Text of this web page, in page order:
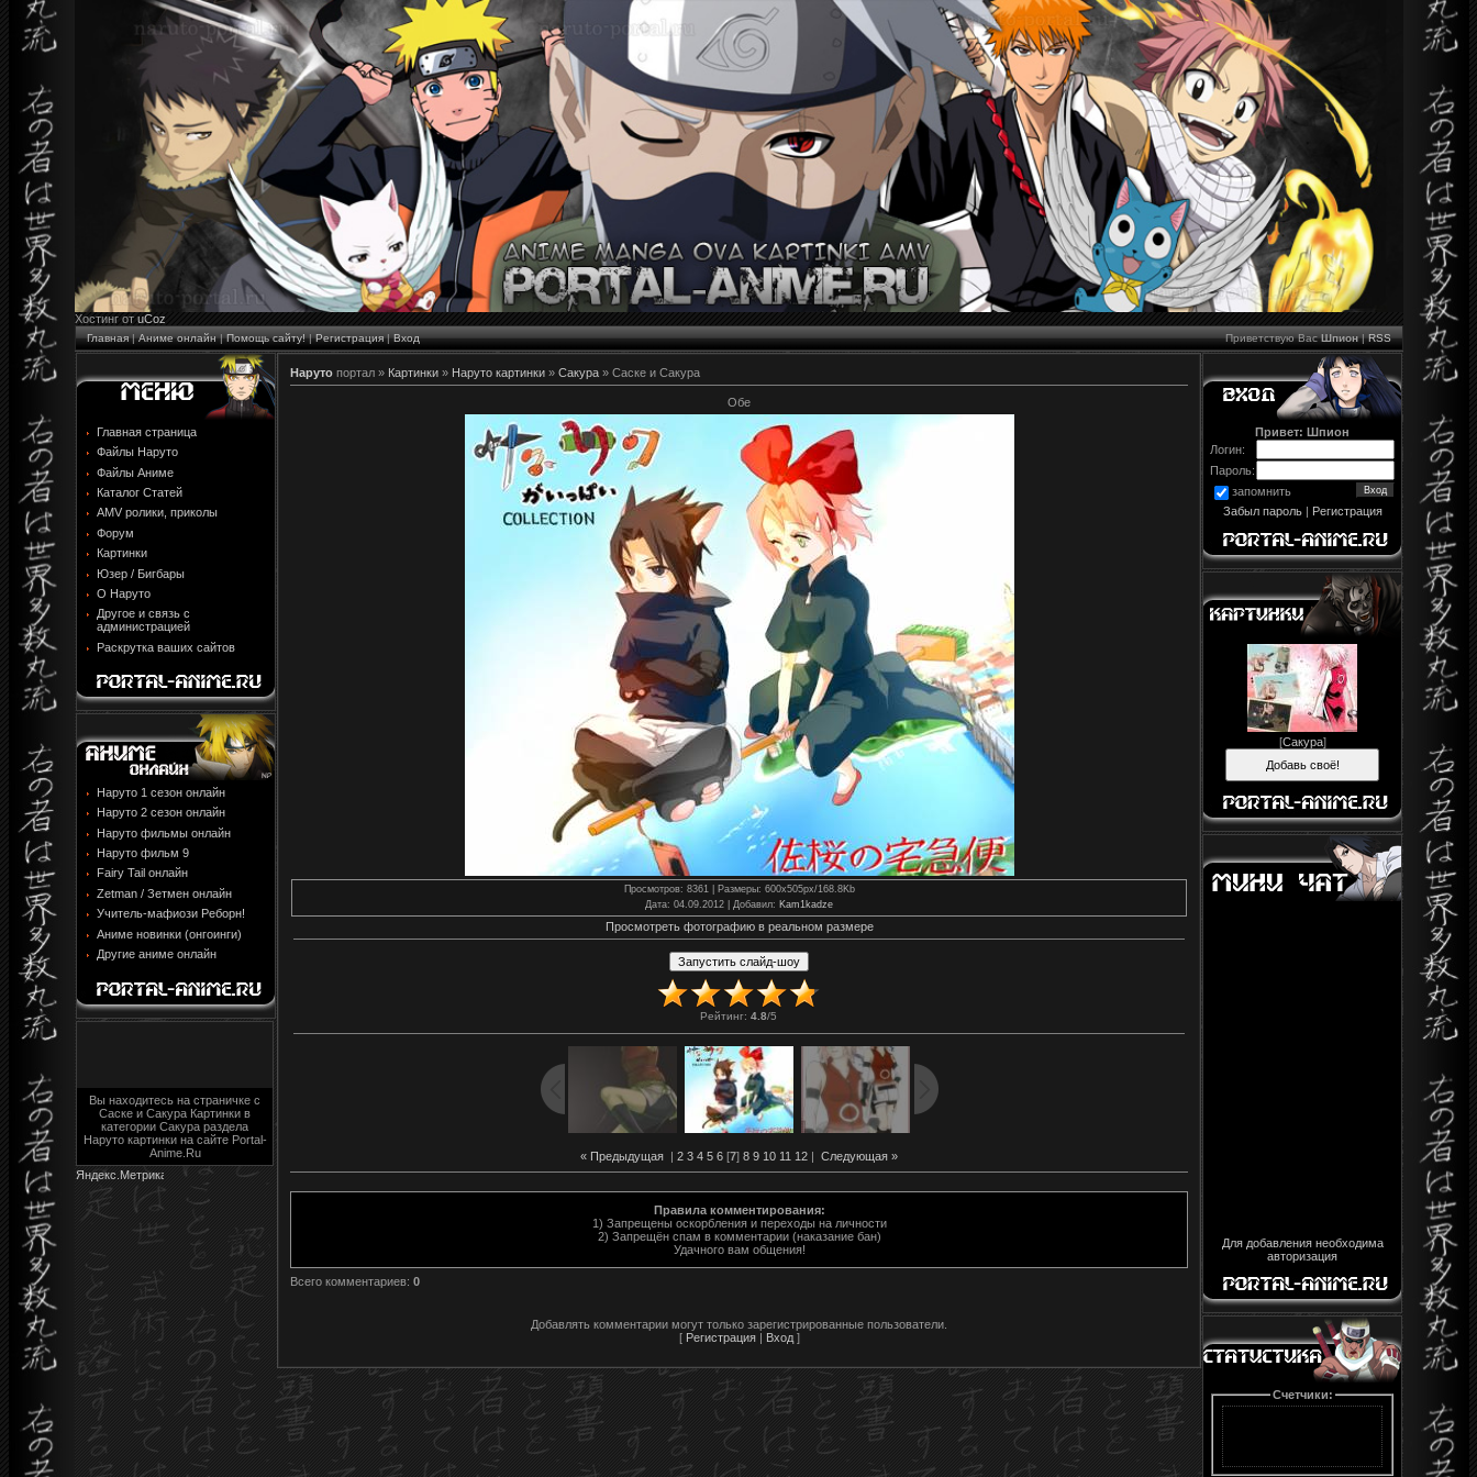
Хостинг от uCoz
Главная|Аниме онлайн|Помощь сайту!|Регистрация|Вход Приветствую Вас Шпион|RSS
Главная страница
Файлы Наруто
Файлы Аниме
Каталог Статей
AMV ролики, приколы
Форум
Картинки
Юзер / Бигбары
О Наруто
Другое и связь с
администрацией
Раскрутка ваших сайтов
Наруто 1 сезон онлайн
Наруто 2 сезон онлайн
Наруто фильмы онлайн
Наруто фильм 9
Fairy Tail онлайн
Zetman / Зетмен онлайн
Учитель-мафиози Реборн!
Аниме новинки (онгоинги)
Другие аниме онлайн
Вы находитесь на страничке с
Саске и Сакура Картинки в
категории Сакура раздела
Наруто картинки на сайте Portal-
Anime.Ru
Наруто портал » Картинки » Наруто картинки » Сакура » Саске и Сакура
Обе
Просмотров: 8361 | Размеры: 600x505px/168.8Kb
Дата: 04.09.2012 | Добавил: Kam1kadze
Просмотреть фотографию в реальном размере
Рейтинг: 4.8/5
« Предыдущая | 2 3 4 5 6 [7] 8 9 10 11 12 | Следующая »
Правила комментирования:
1) Запрещены оскорбления и переходы на личности
2) Запрещён спам в комментарии (наказание бан)
Удачного вам общения!
Всего комментариев: 0
Добавлять комментарии могут только зарегистрированные пользователи.
[ Регистрация| Вход]
Привет: Шпион
Логин:
Пароль:
запомнить
Забыл пароль| Регистрация
[Сакура]
Для добавления необходима
авторизация
Счетчики: